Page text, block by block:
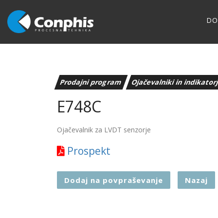
Prodajni program Ojačevalniki in
E748C
Ojačevalnik za LVDT senzorje
Prospekt
Dodaj na povpraševanje Nazaj